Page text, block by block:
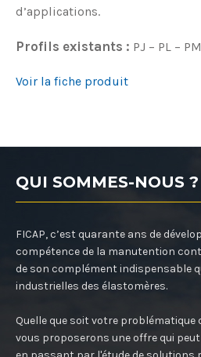
d’applications.
Profils existants : PJ – PL – PM
Voir la fiche produit
QUI SOMMES-NOUS ?
FICAP, c’est quarante ans de
compétence de la manutention
de son complément indispensable
industrielles des élastomères.
Quelle que soit votre problématique
vous proposerons une offre qui